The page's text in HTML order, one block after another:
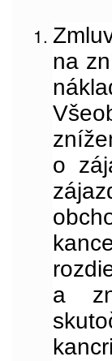
na
o
a